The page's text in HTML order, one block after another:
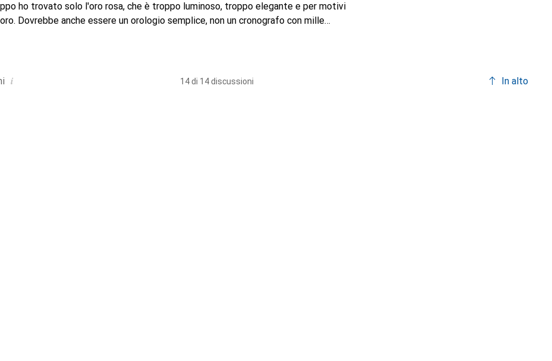
ho trovato solo l'oro rosa, che è troppo luminoso, troppo elegante e per motivi
Dovrebbe anche essere un orologio semplice, non un cronografo con mille
i 14 di 14 discussioni In alto